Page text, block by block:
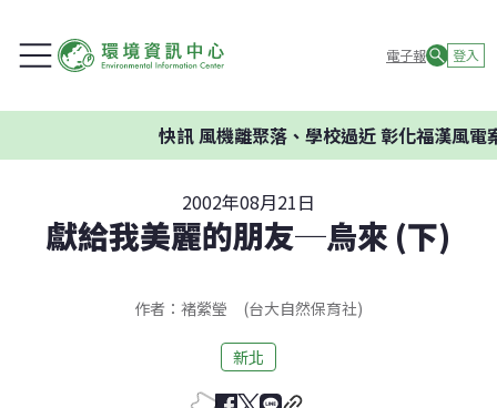
電子報 登入
快訊風機離聚落、學校過近 彰化福漢風電案
2002年08月21日
獻給我美麗的朋友─烏來 (下)
作者：褚縈瑩 (台大自然保育社)
新北